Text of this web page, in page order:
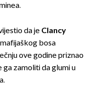
da je Clancy
bosa
ove godine priznao
ga zamoliti da glumi u